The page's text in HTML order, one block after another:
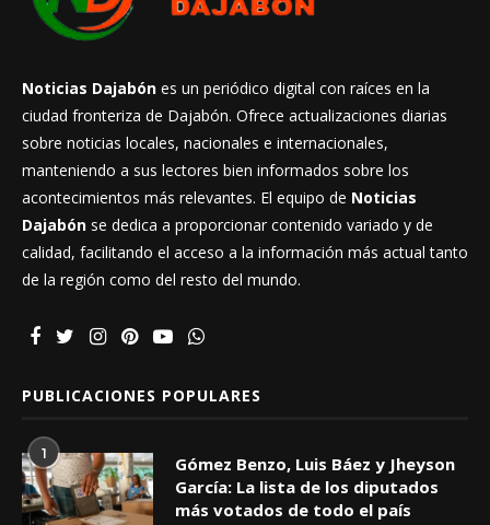
Noticias Dajabón es un periódico digital con raíces en la
ciudad fronteriza de Dajabón. Ofrece actualizaciones diarias
sobre noticias locales, nacionales e internacionales,
manteniendo a sus lectores bien informados sobre los
acontecimientos más relevantes. El equipo de Noticias
Dajabón se dedica a proporcionar contenido variado y de
calidad, facilitando el acceso a la información más actual tanto
de la región como del resto del mundo.
PUBLICACIONES POPULARES
1
Gómez Benzo, Luis Báez y Jheyson
García: La lista de los diputados
más votados de todo el país